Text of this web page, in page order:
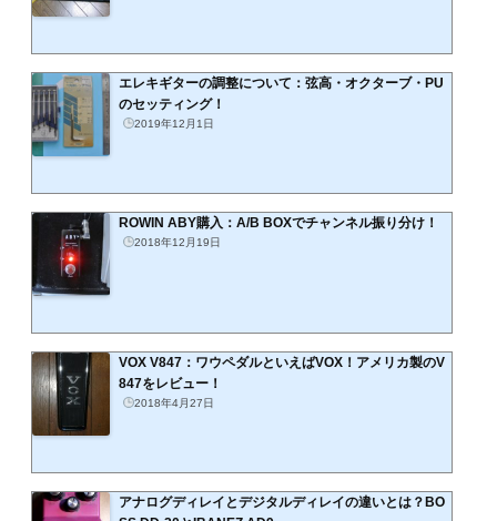
エレキギターの調整について：弦高・オクターブ・PU
のセッティング！
2019年12月1日
ROWIN ABY購入：A/B BOXでチャンネル振り分け！
2018年12月19日
VOX V847：ワウペダルといえばVOX！アメリカ製のV
847をレビュー！
2018年4月27日
アナログディレイとデジタルディレイの違いとは？BO